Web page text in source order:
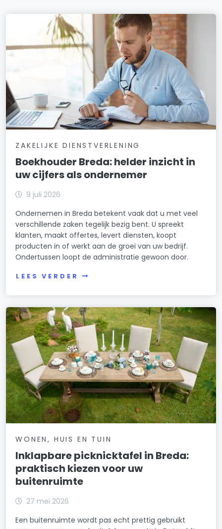
ZAKELIJKE DIENSTVERLENING
Boekhouder Breda: helder inzicht in
uw cijfers als ondernemer
9 juli 2026
Ondernemen in Breda betekent vaak dat u met veel
verschillende zaken tegelijk bezig bent. U spreekt
klanten, maakt offertes, levert diensten, koopt
producten in of werkt aan de groei van uw bedrijf.
Ondertussen loopt de administratie gewoon door.
LEES VERDER
WONEN, HUIS EN TUIN
Inklapbare picknicktafel in Breda:
praktisch kiezen voor uw
buitenruimte
27 mei 2026
Een buitenruimte wordt pas echt prettig gebruikt